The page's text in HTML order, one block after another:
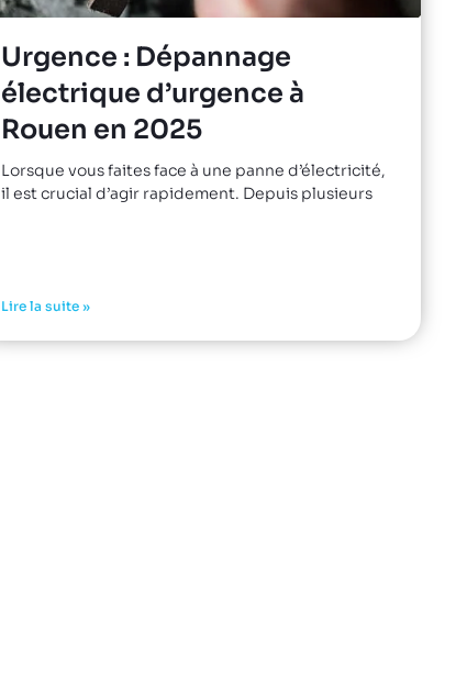
Urgence : Dépannage
électrique d’urgence à
Rouen en 2025
Lorsque vous faites face à une panne d’électricité,
il est crucial d’agir rapidement. Depuis plusieurs
Lire la suite »